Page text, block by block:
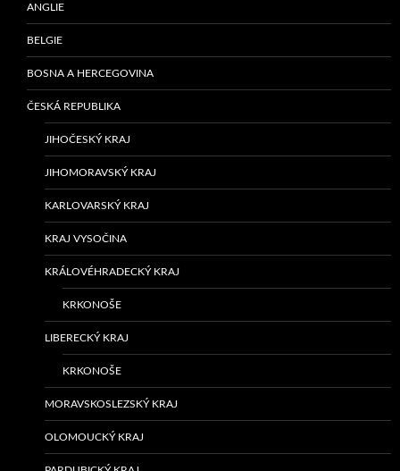
ANGLIE
BELGIE
BOSNA A HERCEGOVINA
ČESKÁ REPUBLIKA
JIHOČESKÝ KRAJ
JIHOMORAVSKÝ KRAJ
KARLOVARSKÝ KRAJ
KRAJ VYSOČINA
KRÁLOVÉHRADECKÝ KRAJ
KRKONOŠE
LIBERECKÝ KRAJ
KRKONOŠE
MORAVSKOSLEZSKÝ KRAJ
OLOMOUCKÝ KRAJ